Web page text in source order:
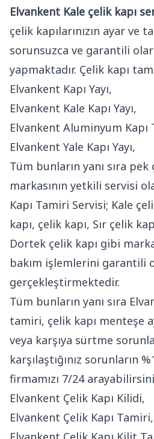
Elvankent Kale çelik kapı
çelik kapılarınızın ayar ve
sorunsuzca ve garantili
yapmaktadır. Çelik kapı
Elvankent Kapı Yayı,
Elvankent Kale Kapı Yayı,
Elvankent Aluminyum Kapı
Elvankent Yale Kapı Yayı,
Tüm bunların yanı sıra pek
markasının yetkili servisi
Kapı Tamiri Servisi; Kale
kapı, çelik kapı, Sır çelik
Dortek çelik kapı gibi
bakım işlemlerini garantili
gerçekleştirmektedir.
Tüm bunların yanı sıra
tamiri, çelik kapı menteşe
veya karşıya sürtme
karşılaştığınız sorunların
firmamızı 7/24
Elvankent Çelik Kapı Kilidi,
Elvankent Çelik Kapı Tamiri,